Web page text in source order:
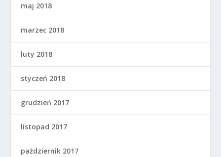
maj 2018
marzec 2018
luty 2018
styczeń 2018
grudzień 2017
listopad 2017
październik 2017